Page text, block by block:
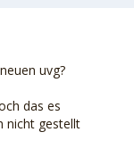
uvg?
das es
nicht gestellt